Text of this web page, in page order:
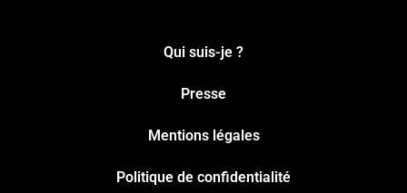
Qui suis-je ?
Presse
Mentions légales
Politique de confidentialité